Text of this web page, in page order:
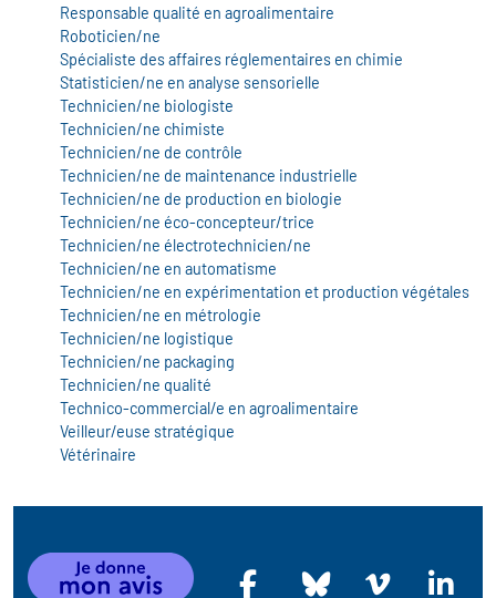
Responsable qualité en agroalimentaire
Roboticien/ne
Spécialiste des affaires réglementaires en chimie
Statisticien/ne en analyse sensorielle
Technicien/ne biologiste
Technicien/ne chimiste
Technicien/ne de contrôle
Technicien/ne de maintenance industrielle
Technicien/ne de production en biologie
Technicien/ne éco-concepteur/trice
Technicien/ne électrotechnicien/ne
Technicien/ne en automatisme
Technicien/ne en expérimentation et production végétales
Technicien/ne en métrologie
Technicien/ne logistique
Technicien/ne packaging
Technicien/ne qualité
Technico-commercial/e en agroalimentaire
Veilleur/euse stratégique
Vétérinaire